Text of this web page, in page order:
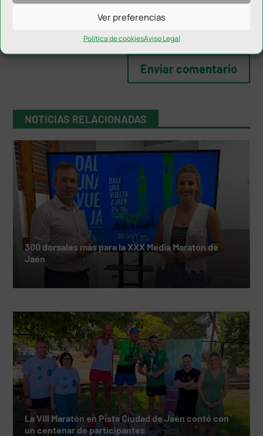
Ver preferencias
Política de cookiesAviso Legal
NOTICIAS RELACIONADAS
300 dorsales más para la XXX Media Maratón de
Jaén
La VIII Maratón en Pista Ciudad de Jaén contó con
un centenar de participantes